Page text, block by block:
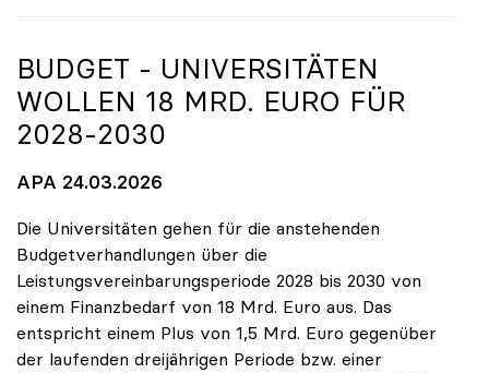
BUDGET - UNIVERSITÄTEN
WOLLEN 18 MRD. EURO FÜR
2028-2030
APA 24.03.2026
Die Universitäten gehen für die anstehenden
Budgetverhandlungen über die
Leistungsvereinbarungsperiode 2028 bis 2030 von
einem Finanzbedarf von 18 Mrd. Euro aus. Das
entspricht einem Plus von 1,5 Mrd. Euro gegenüber
der laufenden dreijährigen Periode bzw. einer